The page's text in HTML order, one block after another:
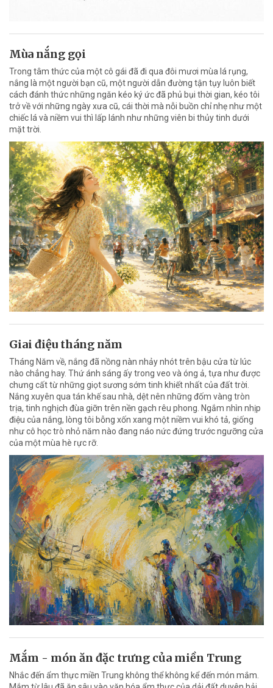
Mùa nắng gọi
Trong tâm thức của một cô gái đã đi qua đôi mươi mùa lá rụng,
nắng là một người bạn cũ, một người dẫn đường tận tụy luôn biết
cách đánh thức những ngăn kéo ký ức đã phủ bụi thời gian, kéo tôi
trở về với những ngày xưa cũ, cái thời mà nỗi buồn chỉ nhẹ như một
chiếc lá và niềm vui thì lấp lánh như những viên bi thủy tinh dưới
mặt trời.
Giai điệu tháng năm
Tháng Năm về, nắng đã nồng nàn nhảy nhót trên bậu cửa từ lúc
nào chẳng hay. Thứ ánh sáng ấy trong veo và óng ả, tựa như được
chưng cất từ những giọt sương sớm tinh khiết nhất của đất trời.
Nắng xuyên qua tán khế sau nhà, dệt nên những đốm vàng tròn
trịa, tinh nghịch đùa giỡn trên nền gạch rêu phong. Ngắm nhìn nhịp
điệu của nắng, lòng tôi bỗng xốn xang một niềm vui khó tả, giống
như cô học trò nhỏ năm nào đang náo nức đứng trước ngưỡng cửa
của một mùa hè rực rỡ.
Mắm - món ăn đặc trưng của miền Trung
Nhắc đến ẩm thực miền Trung không thể không kể đến món mắm.